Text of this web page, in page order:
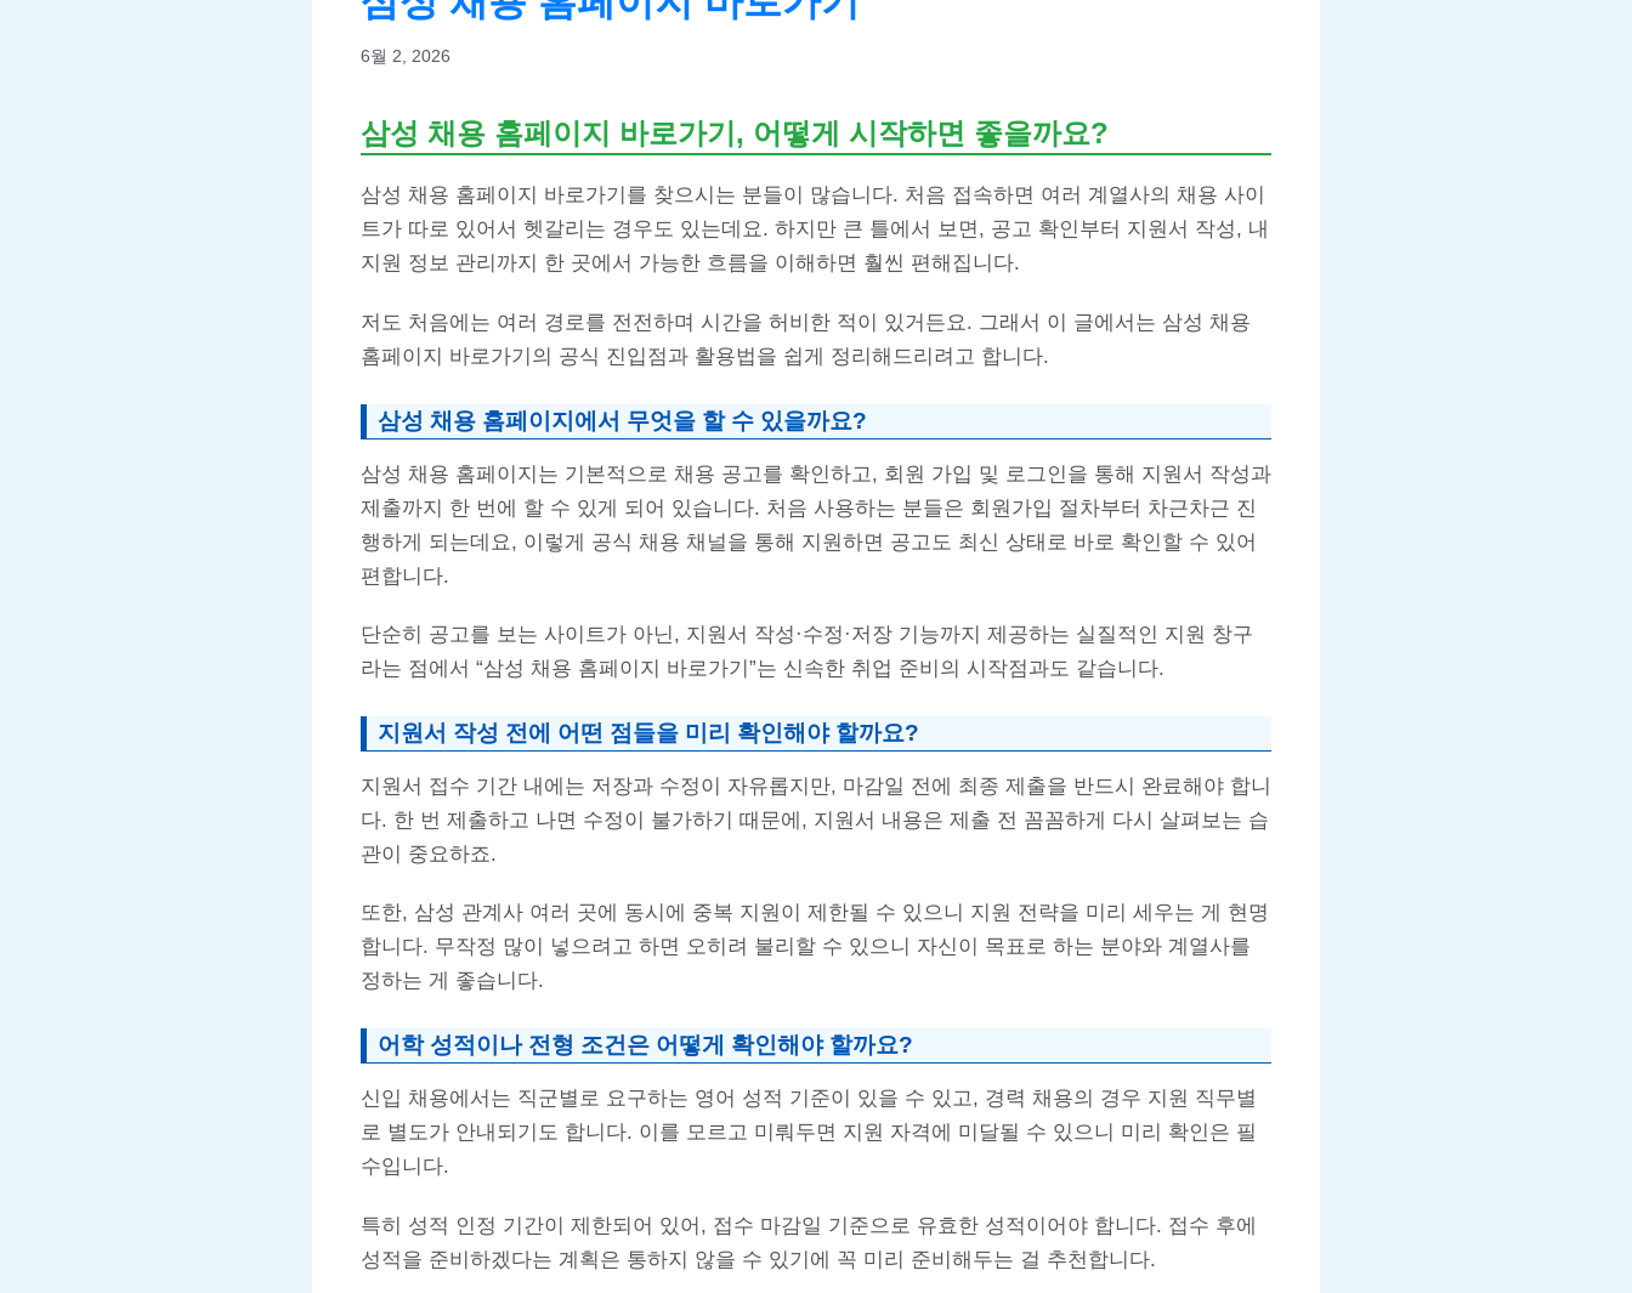
6월 2, 2026
삼성 채용 홈페이지 바로가기, 어떻게 시작하면 좋을까요?
삼성 채용 홈페이지 바로가기를 찾으시는 분들이 많습니다. 처음 접속하면 여러 계열사의 채용 사이
트가 따로 있어서 헷갈리는 경우도 있는데요. 하지만 큰 틀에서 보면, 공고 확인부터 지원서 작성, 내
지원 정보 관리까지 한 곳에서 가능한 흐름을 이해하면 훨씬 편해집니다.
저도 처음에는 여러 경로를 전전하며 시간을 허비한 적이 있거든요. 그래서 이 글에서는 삼성 채용
홈페이지 바로가기의 공식 진입점과 활용법을 쉽게 정리해드리려고 합니다.
삼성 채용 홈페이지에서 무엇을 할 수 있을까요?
삼성 채용 홈페이지는 기본적으로 채용 공고를 확인하고, 회원 가입 및 로그인을 통해 지원서 작성과
제출까지 한 번에 할 수 있게 되어 있습니다. 처음 사용하는 분들은 회원가입 절차부터 차근차근 진
행하게 되는데요, 이렇게 공식 채용 채널을 통해 지원하면 공고도 최신 상태로 바로 확인할 수 있어
편합니다.
단순히 공고를 보는 사이트가 아닌, 지원서 작성·수정·저장 기능까지 제공하는 실질적인 지원 창구
라는 점에서 “삼성 채용 홈페이지 바로가기”는 신속한 취업 준비의 시작점과도 같습니다.
지원서 작성 전에 어떤 점들을 미리 확인해야 할까요?
지원서 접수 기간 내에는 저장과 수정이 자유롭지만, 마감일 전에 최종 제출을 반드시 완료해야 합니
다. 한 번 제출하고 나면 수정이 불가하기 때문에, 지원서 내용은 제출 전 꼼꼼하게 다시 살펴보는 습
관이 중요하죠.
또한, 삼성 관계사 여러 곳에 동시에 중복 지원이 제한될 수 있으니 지원 전략을 미리 세우는 게 현명
합니다. 무작정 많이 넣으려고 하면 오히려 불리할 수 있으니 자신이 목표로 하는 분야와 계열사를
정하는 게 좋습니다.
어학 성적이나 전형 조건은 어떻게 확인해야 할까요?
신입 채용에서는 직군별로 요구하는 영어 성적 기준이 있을 수 있고, 경력 채용의 경우 지원 직무별
로 별도가 안내되기도 합니다. 이를 모르고 미뤄두면 지원 자격에 미달될 수 있으니 미리 확인은 필
수입니다.
특히 성적 인정 기간이 제한되어 있어, 접수 마감일 기준으로 유효한 성적이어야 합니다. 접수 후에
성적을 준비하겠다는 계획은 통하지 않을 수 있기에 꼭 미리 준비해두는 걸 추천합니다.